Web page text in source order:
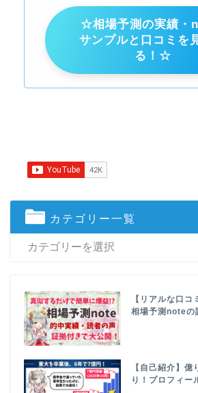
☆相場予測の実績・
サンプルと口コミを
る！☆
カテゴリー一覧
【リアルな口コ
相場予測noteの
【自己紹介】
り！プロフィー